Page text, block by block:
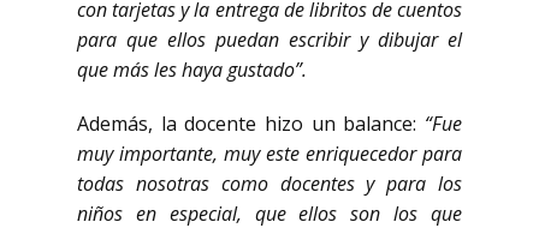
con tarjetas y la entrega de libritos de cuentos
para que ellos puedan escribir y dibujar el
que más les haya gustado”.
Además, la docente hizo un balance: “Fue
muy importante, muy este enriquecedor para
todas nosotras como docentes y para los
niños en especial, que ellos son los que